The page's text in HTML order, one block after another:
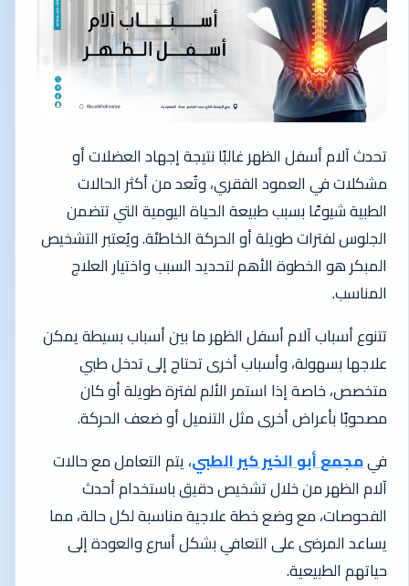
تحدث آلام أسفل الظهر غالبًا نتيجة إجهاد العضلات أو
مشكلات في العمود الفقري، وتُعد من أكثر الحالات
الطبية شيوعًا بسبب طبيعة الحياة اليومية التي تتضمن
الجلوس لفترات طويلة أو الحركة الخاطئة. ويُعتبر التشخيص
المبكر هو الخطوة الأهم لتحديد السبب واختيار العلاج
المناسب.
تتنوع أسباب آلام أسفل الظهر ما بين أسباب بسيطة يمكن
علاجها بسهولة، وأسباب أخرى تحتاج إلى تدخل طبي
متخصص، خاصة إذا استمر الألم لفترة طويلة أو كان
مصحوبًا بأعراض أخرى مثل التنميل أو ضعف الحركة.
فيمجمع أبو الخير كير الطبي، يتم التعامل مع حالات
آلام الظهر من خلال تشخيص دقيق باستخدام أحدث
الفحوصات، مع وضع خطة علاجية مناسبة لكل حالة، مما
يساعد المرضى على التعافي بشكل أسرع والعودة إلى
حياتهم الطبيعية.